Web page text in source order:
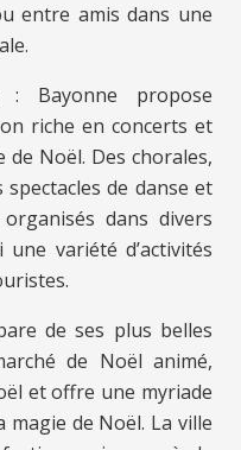
entre amis dans une
: Bayonne propose
riche en concerts et
Noël. Des chorales,
de danse et
dans divers
variété d’activités
de ses plus belles
de Noël animé,
et offre une myriade
magie de Noël. La ville